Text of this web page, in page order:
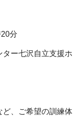
分
ー七沢自立支援ホ
、ご希望の訓練体